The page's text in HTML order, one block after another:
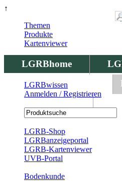
↑
LGRBhome
LGRBbohrungen
Themen
Produkte
Kartenviewer
LGRBwissen
Anmelden / Registrieren
LGRB-Shop
LGRBanzeigeportal
LGRB-Kartenviewer
UVB-Portal
Bodenkunde